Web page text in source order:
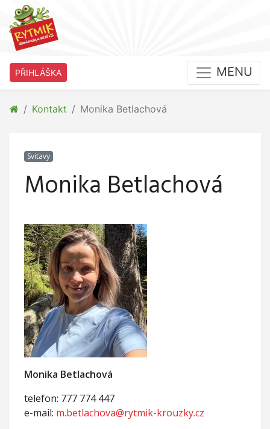
PŘIHLÁŠKA MENU
Kontakt Monika Betlachová
Svitavy
Monika Betlachová
Monika Betlachová
telefon: 777 774 447
e-mail: m.betlachova@rytmik-krouzky.cz